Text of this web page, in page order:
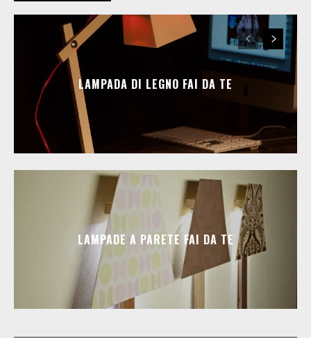
LAMPADA DI LEGNO FAI DA TE
LAMPADE A PARETE FAI DA TE